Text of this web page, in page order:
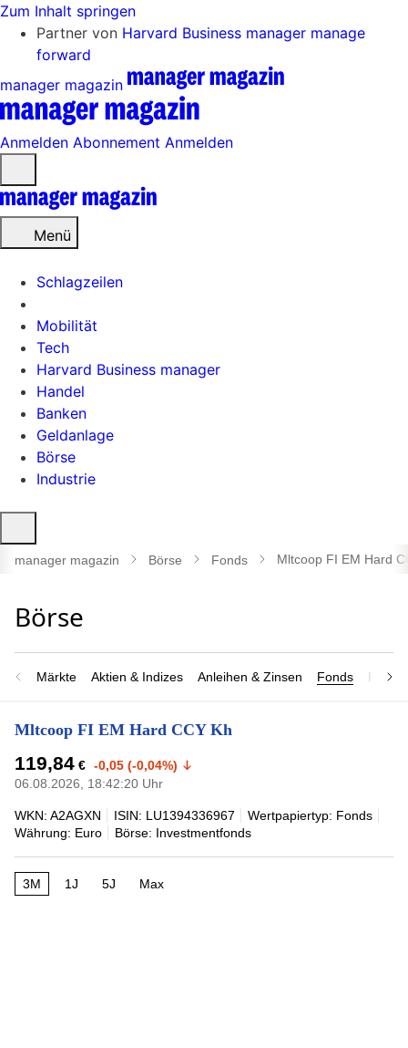
Zum Inhalt springen
Partner von Harvard Business manager manage
forward
manager magazin
Anmelden Abonnement Anmelden
öffnen
Menü
Schlagzeilen
Mobilität
Tech
Harvard Business manager
Handel
Banken
Geldanlage
Börse
Industrie
öffnen
manager magazin Börse Fonds Mltcoop FI EM Hard
Märkte Aktien & Indizes Anleihen & Zinsen Fonds
Mltcoop FI EM Hard CCY Kh
119,84 € -0,05 (-0,04%)
06.08.2026, 18:42:20 Uhr
WKN: A2AGXN ISIN: LU1394336967
Wertpapiertyp: Fonds
Währung: Euro
Börse: Investmentfonds
3M 1J 5J Max